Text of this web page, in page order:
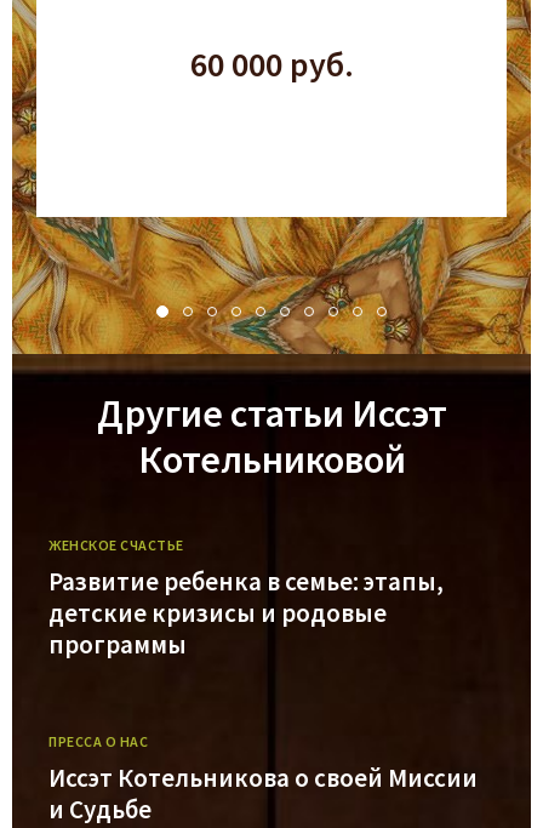
60 000 руб.
Другие статьи Иссэт
Котельниковой
ЖЕНСКОЕ СЧАСТЬЕ
Развитие ребенка в семье: этапы,
детские кризисы и родовые
программы
ПРЕССА О НАС
Иссэт Котельникова о своей Миссии
и Судьбе